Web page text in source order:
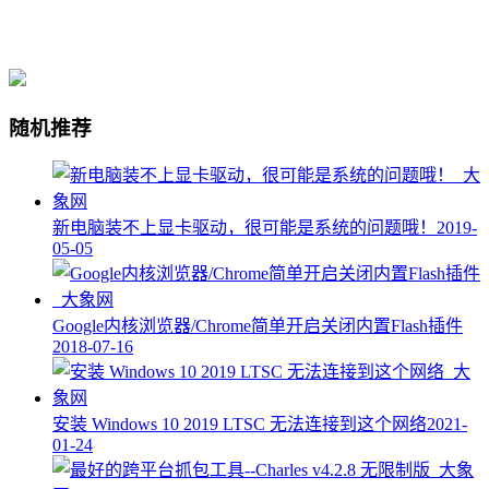
随机推荐
新电脑装不上显卡驱动，很可能是系统的问题哦！ 2019-
05-05
Google内核浏览器/Chrome简单开启关闭内置Flash插件
2018-07-16
安装 Windows 10 2019 LTSC 无法连接到这个网络2021-
01-24